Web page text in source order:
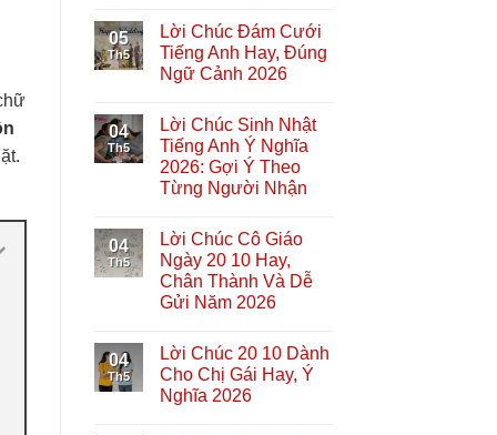
05
Th5
Lời Chúc Đám Cưới
Tiếng Anh Hay, Đúng
Ngữ Cảnh 2026
04
Th5
Lời Chúc Sinh Nhật
Tiếng Anh Ý Nghĩa
2026: Gợi Ý Theo
Từng Người Nhận
04
Th5
Lời Chúc Cô Giáo
Ngày 20 10 Hay,
Chân Thành Và Dễ
Gửi Năm 2026
04
Th5
Lời Chúc 20 10 Dành
Cho Chị Gái Hay, Ý
Nghĩa 2026